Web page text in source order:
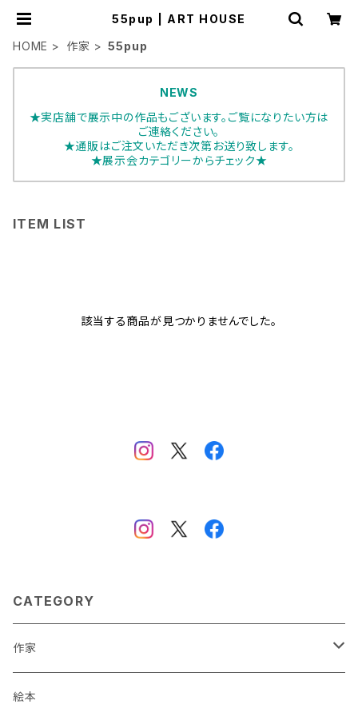
55pup | ART HOUSE
HOME
作家 55pup
NEWS
★実店舗で展示中の作品もございます。ご覧になりたい方は
ご連絡ください。
★通販はご注文いただき次第お送り致します。
★展示会カテゴリーからチェック★
ITEM LIST
該当する商品が見つかりませんでした。
CATEGORY
作家
蒼川わか
絵本